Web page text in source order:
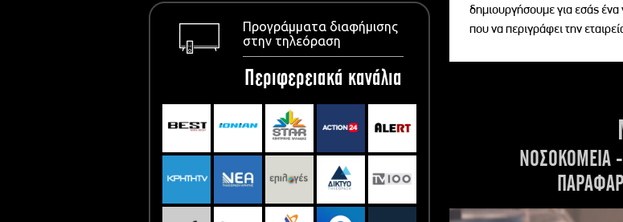
Προγράμματα διαφήμισης
στην τηλεόραση
Περιφερειακά κανάλια
δημιουργήσουμε για εσάς
που να περιγράφει την
ΝΟΣΟΚΟΜΕΙΑ